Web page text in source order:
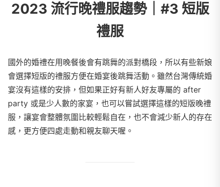
2023 流行晚禮服趨勢｜#3 短版
禮服
國外的婚禮在用晚餐後會有跳舞的派對橋段，所以有些新娘
會選擇短版的禮服方便在婚宴後跳舞活動。雖然台灣傳統婚
宴沒有這樣的安排，但如果正好有新人好友專屬的 after
party 或是少人數的家宴，也可以嘗試選擇這樣的短版晚禮
服，讓宴會整體氛圍比較輕鬆自在，也不會減少新人的存在
感，更方便四處走動和親友聊天喔。